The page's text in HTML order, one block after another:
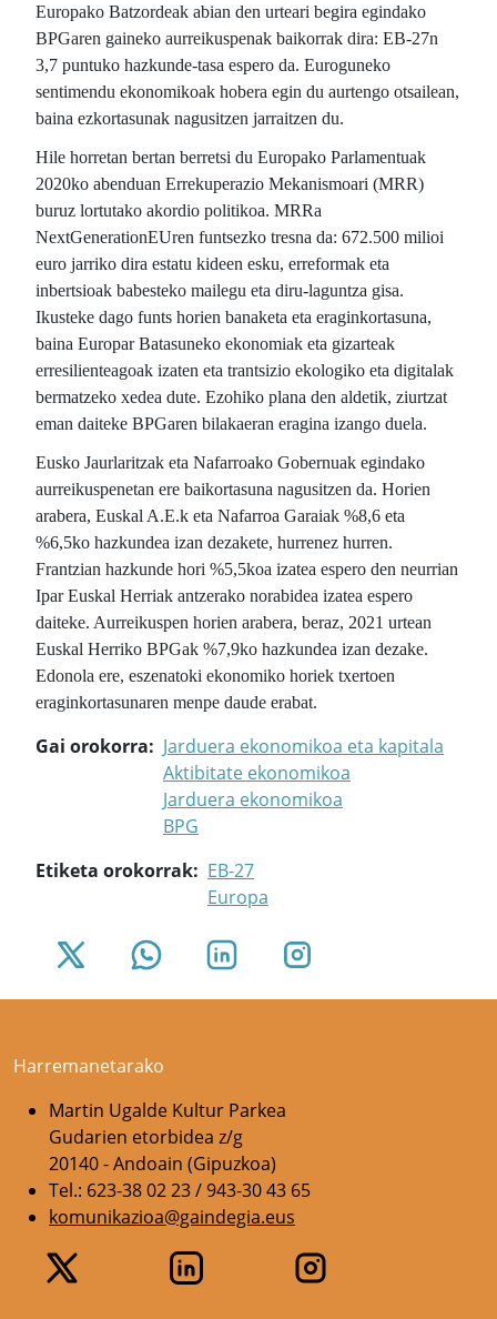
Europako Batzordeak abian den urteari begira egindako
BPGaren gaineko aurreikuspenak baikorrak dira: EB-27n
3,7 puntuko hazkunde-tasa espero da. Euroguneko
sentimendu ekonomikoak hobera egin du aurtengo otsailean,
baina ezkortasunak nagusitzen jarraitzen du.
Hile horretan bertan berretsi du Europako Parlamentuak
2020ko abenduan Errekuperazio Mekanismoari (MRR)
buruz lortutako akordio politikoa. MRRa
NextGenerationEUren funtsezko tresna da: 672.500 milioi
euro jarriko dira estatu kideen esku, erreformak eta
inbertsioak babesteko mailegu eta diru-laguntza gisa.
Ikusteke dago funts horien banaketa eta eraginkortasuna,
baina Europar Batasuneko ekonomiak eta gizarteak
erresilienteagoak izaten eta trantsizio ekologiko eta digitalak
bermatzeko xedea dute. Ezohiko plana den aldetik, ziurtzat
eman daiteke BPGaren bilakaeran eragina izango duela.
Eusko Jaurlaritzak eta Nafarroako Gobernuak egindako
aurreikuspenetan ere baikortasuna nagusitzen da. Horien
arabera, Euskal A.E.k eta Nafarroa Garaiak %8,6 eta
%6,5ko hazkundea izan dezakete, hurrenez hurren.
Frantzian hazkunde hori %5,5koa izatea espero den neurrian
Ipar Euskal Herriak antzerako norabidea izatea espero
daiteke. Aurreikuspen horien arabera, beraz, 2021 urtean
Euskal Herriko BPGak %7,9ko hazkundea izan dezake.
Edonola ere, eszenatoki ekonomiko horiek txertoen
eraginkortasunaren menpe daude erabat.
Gai orokorra
Jarduera ekonomikoa eta kapitala
Aktibitate ekonomikoa
Jarduera ekonomikoa
BPG
Etiketa orokorrak
EB-27
Europa
Harremanetarako
Martin Ugalde Kultur Parkea
Gudarien etorbidea z/g
20140 - Andoain (Gipuzkoa)
Tel.: 623-38 02 23 / 943-30 43 65
komunikazioa@gaindegia.eus